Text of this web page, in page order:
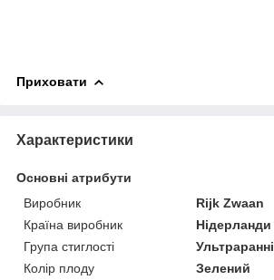
Приховати
Характеристики
Основні атрибути
Виробник
Rijk Zwaan
Країна виробник
Нідерланди
Група стиглості
Ультраранні
Колір плоду
Зелений